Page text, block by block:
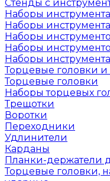
Стенды с
Наборы
Наборы
Наборы
Наборы
Наборы
Торцевые головки
Торцевые головки
Наборы торцевых
Трещотки
Воротки
Переходники
Удлинители
Карданы
Планки-держатели
Торцевые головки,